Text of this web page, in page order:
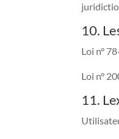
10.
Loi n°
Loi n°
11.